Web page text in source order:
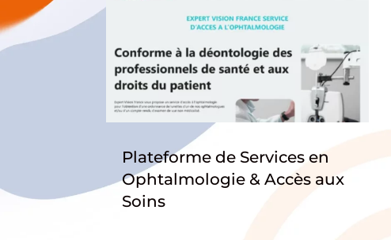
Plateforme de Services en
Ophtalmologie & Accès aux
Soins